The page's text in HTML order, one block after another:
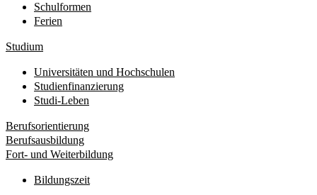
Schulformen
Ferien
Studium
Universitäten und Hochschulen
Studienfinanzierung
Studi-Leben
Berufsorientierung
Berufsausbildung
Fort- und Weiterbildung
Bildungszeit